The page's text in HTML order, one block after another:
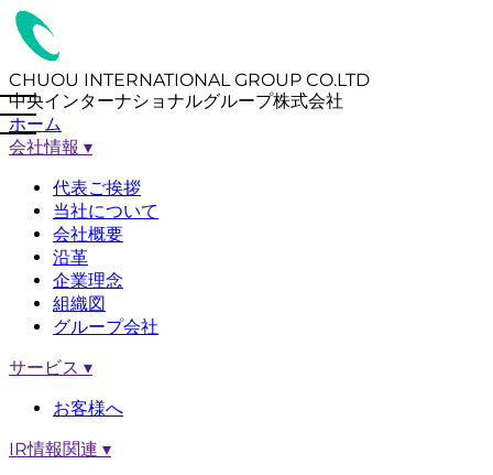
CHUOU INTERNATIONAL GROUP CO.LTD
中央インターナショナルグループ株式会社
ホーム
会社情報 ▾
代表ご挨拶
当社について
会社概要
沿革
企業理念
組織図
グループ会社
サービス ▾
お客様へ
IR情報関連 ▾